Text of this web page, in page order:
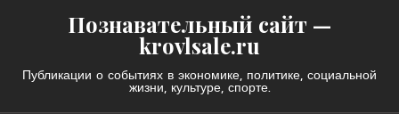
Познавательный сайт —
krovlsale.ru
Публикации о событиях в экономике, политике, социальной
жизни, культуре, спорте.